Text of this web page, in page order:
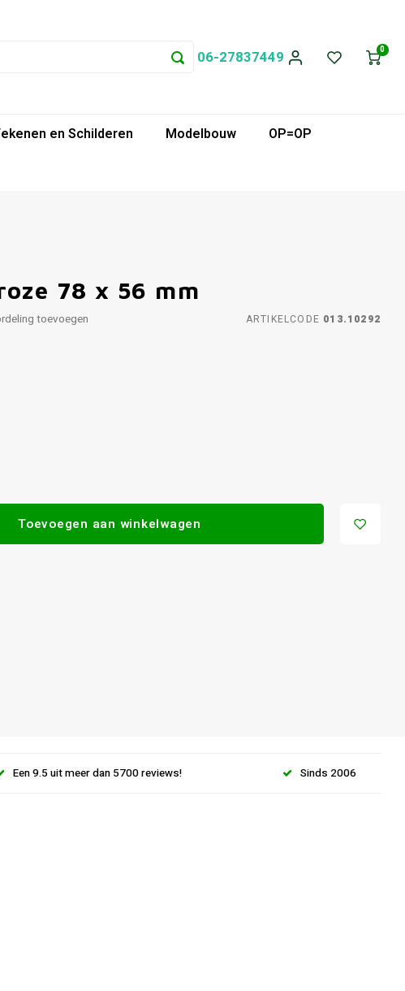
06-27837449 0
en Schilderen Modelbouw
OP=OP
78 x 56 mm
toevoegen ARTIKELCODE 013.10292
Toevoegen aan winkelwagen
Een 9.5 uit meer dan 5700 reviews! Sinds 2006